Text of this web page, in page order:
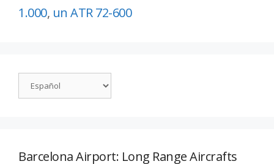
1.000, un ATR 72-600
Barcelona Airport: Long Range Aircrafts